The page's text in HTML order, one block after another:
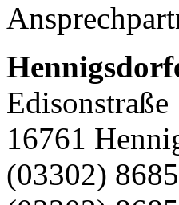
Edisonstraße
16761
(03302)